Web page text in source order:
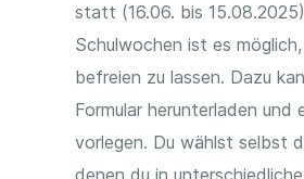
statt (16.06. bis
Schulwochen ist es
befreien zu lassen. Dazu
Formular herunterladen und
vorlegen. Du wählst selbst